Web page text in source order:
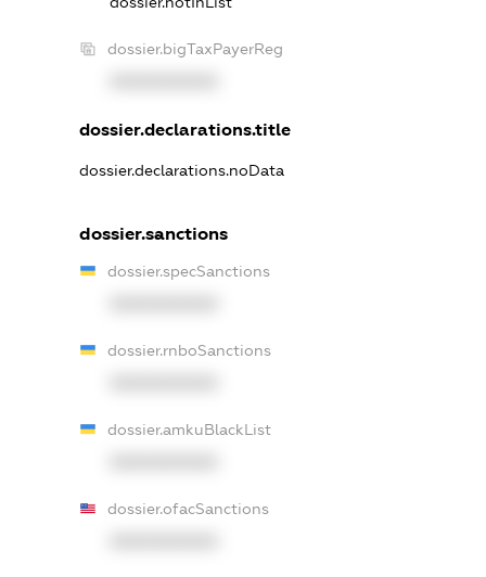
dossier.bigTaxPayerReg
dossier.declarations.title
dossier.declarations.noData
dossier.sanctions
dossier.specSanctions
dossier.rnboSanctions
dossier.amkuBlackList
dossier.ofacSanctions